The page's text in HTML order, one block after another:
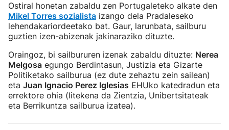
Ostiral honetan zabaldu zen Portugaleteko alkate den
Mikel Torres sozialista izango dela Pradaleseko
lehendakariordeetako bat. Gaur, larunbata, sailburu
guztien izen-abizenak jakinaraziko dituzte.
Oraingoz, bi sailbururen izenak zabaldu dituzte: Nerea
Melgosa egungo Berdintasun, Justizia eta Gizarte
Politiketako sailburua (ez dute zehaztu zein sailean)
eta Juan Ignacio Perez Iglesias EHUko katedradun eta
errektore ohia (litekena da Zientzia, Unibertsitateak
eta Berrikuntza sailburua izatea).